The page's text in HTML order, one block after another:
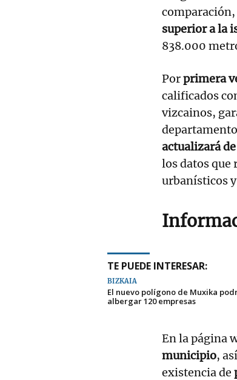
superior a la
838.000
Porprimera
calificados
vizcainos,
actualizará
los datos que
urbanísticos
TE PUEDE INTERESAR:
BIZKAIA
El nuevo polígono de Muxika
albergar 120 empresas
En la página
municipio,
existencia de